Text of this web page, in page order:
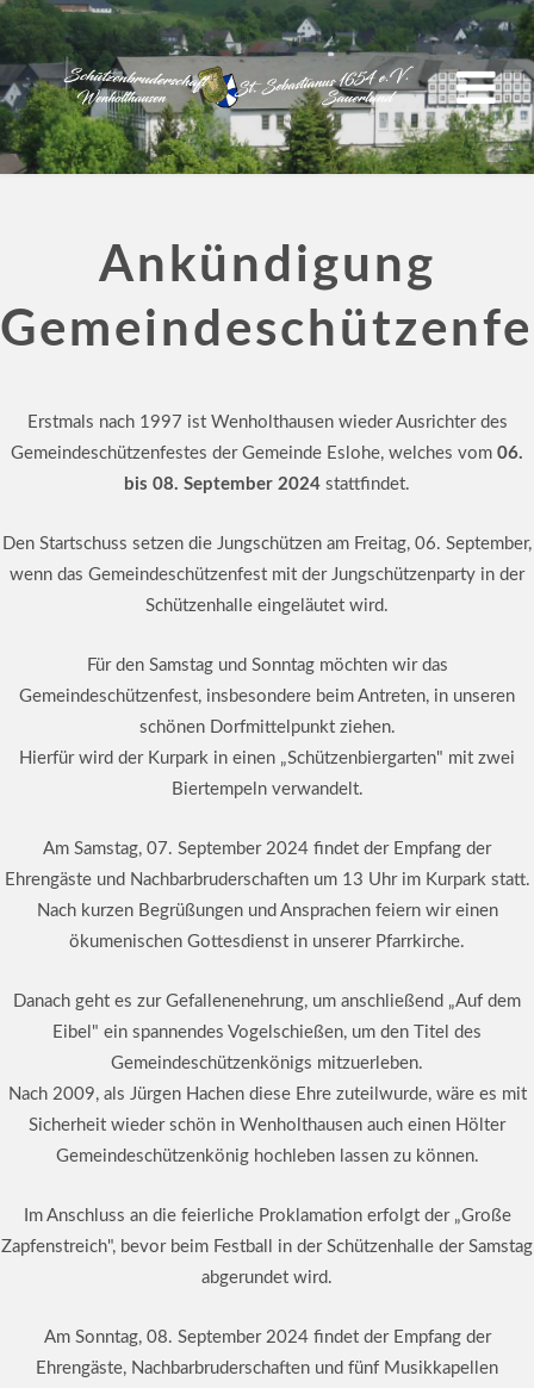
Ankündigung
Erstmals nach 1997 ist Wenholthausen wieder Ausrichter des
Gemeindeschützenfestes der Gemeinde Eslohe, welches vom 06.
bis 08. September 2024 stattfindet.
Den Startschuss setzen die Jungschützen am Freitag, 06. September,
wenn das Gemeindeschützenfest mit der Jungschützenparty in der
Schützenhalle eingeläutet wird.
Für den Samstag und Sonntag möchten wir das
Gemeindeschützenfest, insbesondere beim Antreten, in unseren
schönen Dorfmittelpunkt ziehen.
Hierfür wird der Kurpark in einen „Schützenbiergarten" mit zwei
Biertempeln verwandelt.
Am Samstag, 07. September 2024 findet der Empfang der
Ehrengäste und Nachbarbruderschaften um 13 Uhr im Kurpark statt.
Nach kurzen Begrüßungen und Ansprachen feiern wir einen
ökumenischen Gottesdienst in unserer Pfarrkirche.
Danach geht es zur Gefallenenehrung, um anschließend „Auf dem
Eibel" ein spannendes Vogelschießen, um den Titel des
Gemeindeschützenkönigs mitzuerleben.
Nach 2009, als Jürgen Hachen diese Ehre zuteilwurde, wäre es mit
Sicherheit wieder schön in Wenholthausen auch einen Hölter
Gemeindeschützenkönig hochleben lassen zu können.
Im Anschluss an die feierliche Proklamation erfolgt der „Große
Zapfenstreich", bevor beim Festball in der Schützenhalle der Samstag
abgerundet wird.
Am Sonntag, 08. September 2024 findet der Empfang der
Ehrengäste, Nachbarbruderschaften und fünf Musikkapellen